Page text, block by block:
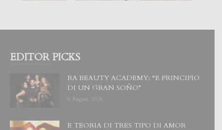
EDITOR PICKS
RA BEAUTY ACADEMY: “E PRINCIPIO
DI UN GRAN SOÑO”
6 August, 2026
E TEORIA DI TRES TIPO DI AMOR